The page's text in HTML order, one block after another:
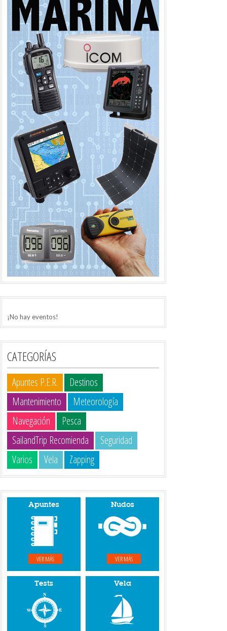
¡No hay eventos!
CATEGORÍAS
Apuntes P.E.R.
Destinos
Mantenimiento
Meteorología
Navegación
Pesca
SailandTrip Recomienda
Seguridad
Varios
Vela Zapping
Apuntes
VER MÁS
Nudos
VER MÁS
Tests Vela